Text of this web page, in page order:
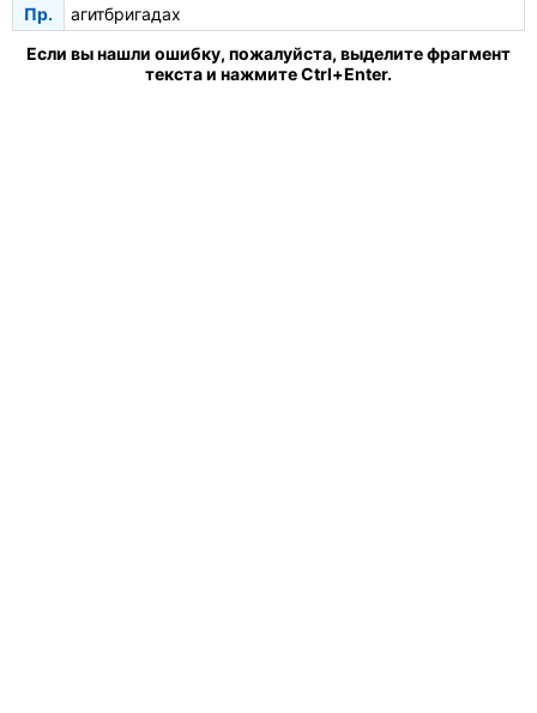
Пр.
агитбригадах
Если вы нашли ошибку, пожалуйста, выделите фрагмент
текста и нажмите Ctrl+Enter.